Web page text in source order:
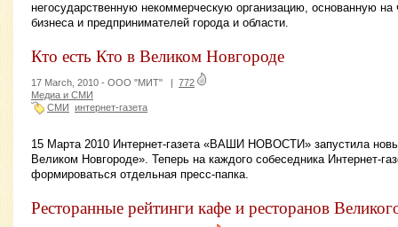
негосударственную некоммерческую организацию, основанную на
бизнеса и предпринимателей города и области.
Кто есть Кто в Великом Новгороде
17 March, 2010 - ООО "МИТ" | 772
Медиа и СМИ
СМИ интернет-газета
15 Марта 2010 Интернет-газета «ВАШИ НОВОСТИ» запустила
Великом Новгороде». Теперь на каждого собеседника
формироваться отдельная пресс-папка.
Ресторанные рейтинги кафе и ресторанов